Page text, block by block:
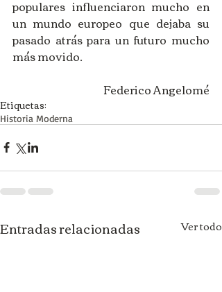
populares influenciaron mucho en
un mundo europeo que dejaba su
pasado atrás para un futuro mucho
más movido.
Federico Angelomé
Etiquetas:
Historia Moderna
Entradas relacionadas Ver todo